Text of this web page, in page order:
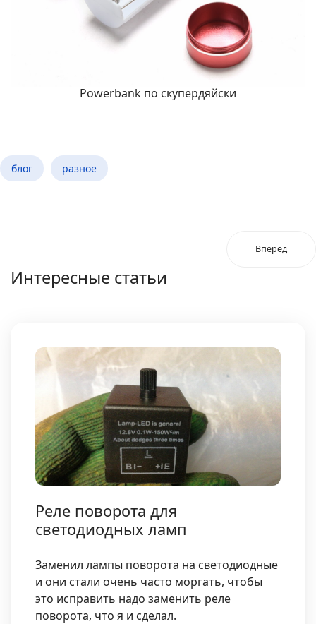
Powerbank по скупердяйски
блог разное
Вперед
Интересные статьи
Реле поворота для
светодиодных ламп
Заменил лампы поворота на светодиодные
и они стали очень часто моргать, чтобы
это исправить надо заменить реле
поворота, что я и сделал.